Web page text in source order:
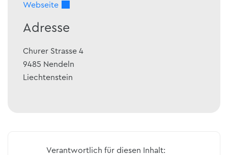
Webseite
Adresse
Churer Strasse 4
9485 Nendeln
Liechtenstein
Verantwortlich für diesen Inhalt: